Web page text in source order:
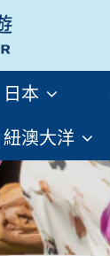
日本
紐澳大洋